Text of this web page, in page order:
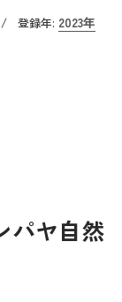
ある「O-S境
）では、当時
絶滅しまし
起きたもので
などさまざま
/ 登録年: 2023年
パヤ自然